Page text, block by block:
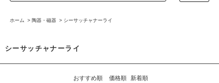
ホーム > 陶器・磁器 > シーサッチャナーライ
シーサッチャナーライ
おすすめ順 価格順 新着順